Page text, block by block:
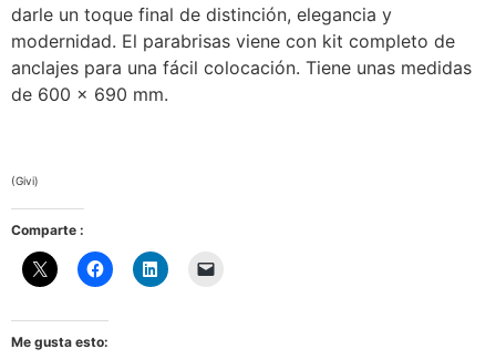
darle un toque final de distinción, elegancia y
modernidad. El parabrisas viene con kit completo de
anclajes para una fácil colocación. Tiene unas medidas
de 600 x 690 mm.
(Givi)
Comparte :
Me gusta esto: